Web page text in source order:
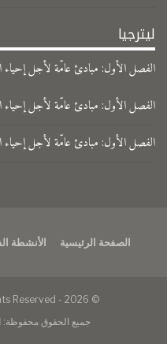
ليترجيا
الفصل الأول: مبادئ عامّة لأجل إحياء
الفصل الأول: مبادئ عامّة لأجل إحياء
الفصل الأول: مبادئ عامّة لأجل إحياء
الصفحة الرئيسية الأنشطة
© 2026 - Franciscan Egypt. All Rights Reserved.
جميع الحقوق محفوظة: